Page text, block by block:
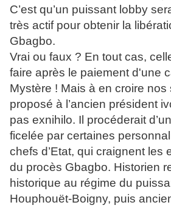
C’est qu’un puissant lobby
très actif pour obtenir la
Gbagbo.
Vrai ou faux ? En tout cas,
faire après le paiement d'une
Mystère ! Mais à en croire nos
proposé à l’ancien président
pas exnihilo. Il procéderait
ficelée par certaines
chefs d’Etat, qui craignent les
du procès Gbagbo. Historien
historique au régime du
Houphouët-Boigny, puis